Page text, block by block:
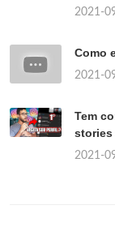
2021-
Como
2021-
Tem
stories
2021-